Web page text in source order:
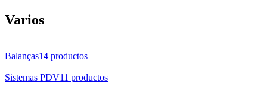
Varios
Balanças14 productos
Sistemas PDV11 productos